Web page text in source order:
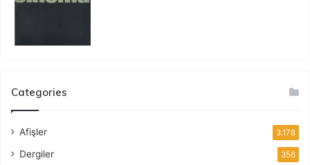
Categories
Afişler 3.178
Dergiler 356